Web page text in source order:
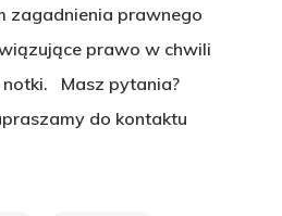
zagadnienia prawnego
prawo w chwili
Masz pytania?
do kontaktu